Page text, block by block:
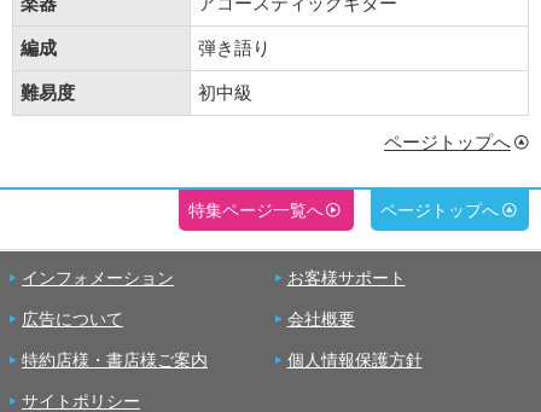
編成 弾き語り
難易度 初中級
ページトップへ
特集ページ一覧へ ページトップへ
インフォメーション お客様サポート
広告について 会社概要
特約店様・書店様ご案内 個人情報保護方針
サイトポリシー